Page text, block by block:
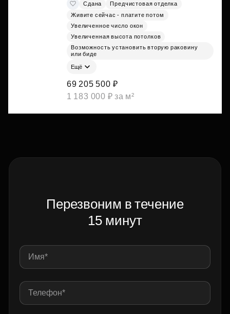
Сдана
Предчистовая отделка
Живите сейчас - платите потом
Увеличенное число окон
Увеличенная высота потолков
Возможность установить вторую раковину
или биде
Ещё
69 205 500 ₽
1 183 000 ₽ за м²
Перезвоним в течение
15 минут